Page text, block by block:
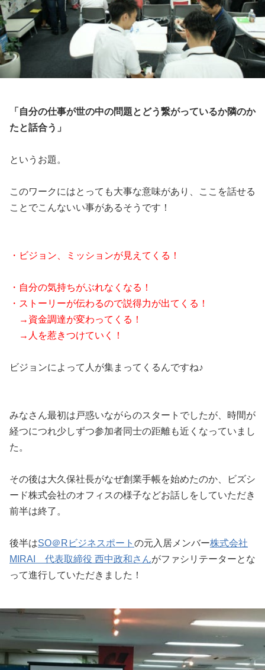
「自分の仕事が世の中の問題とどう繋がっているか隣のか
たと話合う」
というお題。
このワークにはとっても大事な意味があり、ここを話せる
ことでこんないい事があるそうです！
・ビジョン、ミッションが見えてくる！
・自分の気持ちがぶれなくなる！
・ストーリーが伝わるので説得力が出てくる！
→資金調達が変わってくる！
→人を惹きつけていく！
ビジョンによって人が集まってくるんですね♪
みなさん最初は戸惑いながらのスタートでしたが、時間が
経つにつれ少しずつ参加者同士の距離も近くなっていまし
た。
その後は大久保社長がなぜ創業手帳を始めたのか、ビズシ
ード株式会社のオフィスの様子などお話しをしていただき
前半は終了。
後半はSO＠Rビジネスポート の元入居メンバー株式会社
MIRAI 代表取締役 西中政和さんがファシリテーターとな
って進行していただきました！